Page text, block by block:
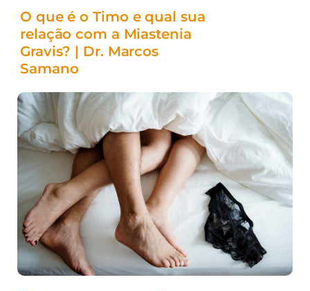
O que é o Timo e qual sua
relação com a Miastenia
Gravis? | Dr. Marcos
Samano